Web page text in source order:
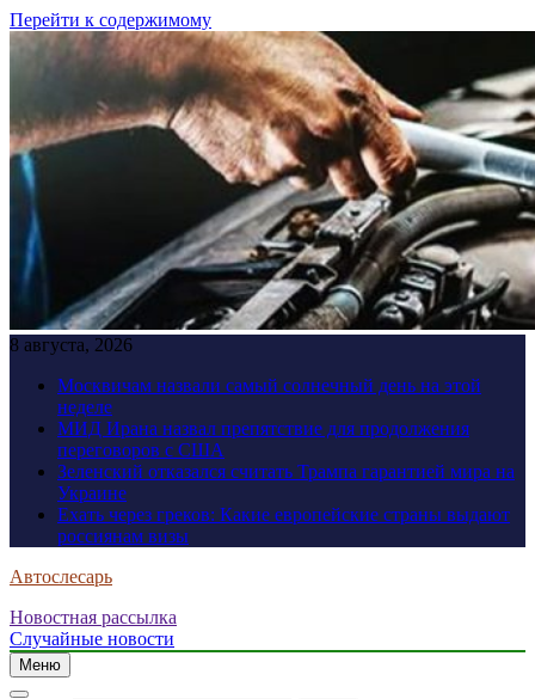
Перейти к содержимому
8 августа, 2026
Москвичам назвали самый солнечный день на этой
неделе
МИД Ирана назвал препятствие для продолжения
переговоров с США
Зеленский отказался считать Трампа гарантией мира на
Украине
Ехать через греков: Какие европейские страны выдают
россиянам визы
Автослесарь
Новостная рассылка
Случайные новости
Меню